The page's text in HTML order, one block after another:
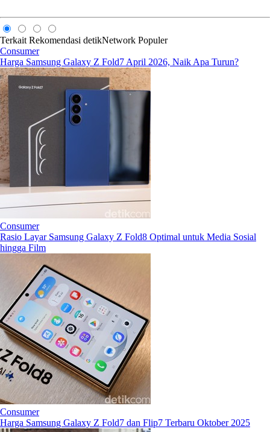
Terkait Rekomendasi detikNetwork Populer
Consumer
Harga Samsung Galaxy Z Fold7 April 2026, Naik Apa Turun?
Consumer
Rasio Layar Samsung Galaxy Z Fold8 Optimal untuk Media Sosial
hingga Film
Consumer
Harga Samsung Galaxy Z Fold7 dan Flip7 Terbaru Oktober 2025